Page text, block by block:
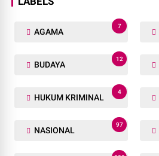
AGAMA
7
BUDAYA
12
HUKUM KRIMINAL
4
NASIONAL
97